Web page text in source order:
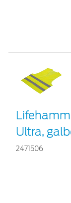
Ultra,
2471506